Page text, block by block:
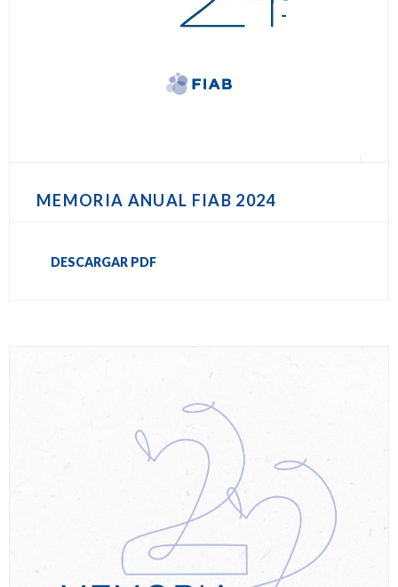
MEMORIA ANUAL FIAB 2024
DESCARGAR PDF